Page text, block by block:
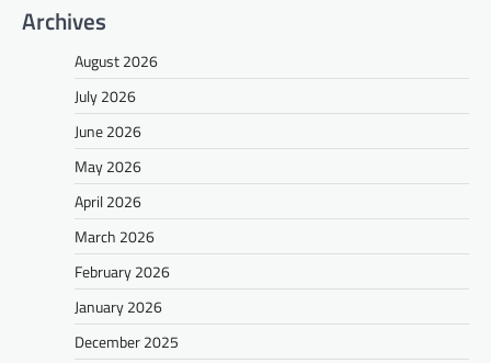
Archives
August 2026
July 2026
June 2026
May 2026
April 2026
March 2026
February 2026
January 2026
December 2025